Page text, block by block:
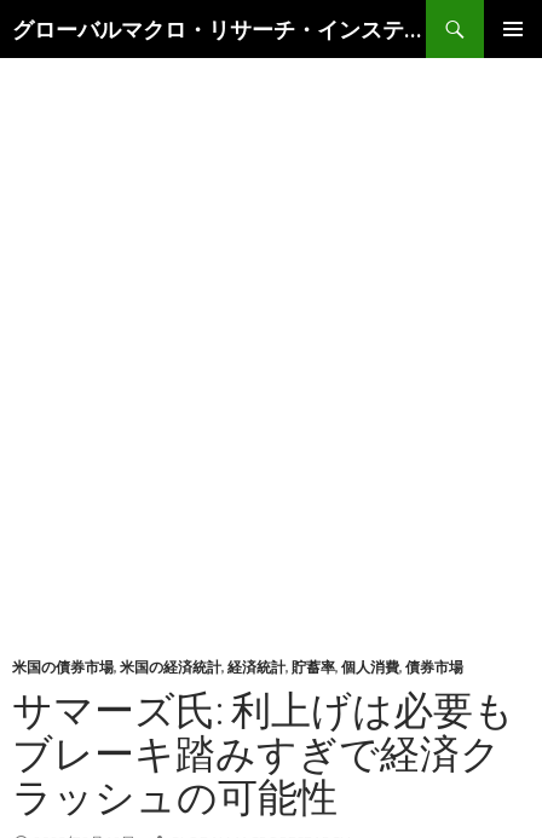
グローバルマクロ・リサーチ・インスティテュート
索
米国の債券市場, 米国の経済統計, 経済統計, 貯蓄率, 個人消費, 債券市場
サマーズ氏: 利上げは必要も
ブレーキ踏みすぎで経済ク
ラッシュの可能性